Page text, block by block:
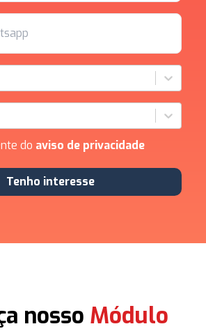
do aviso de privacidade
Tenho interesse
nosso Módulo